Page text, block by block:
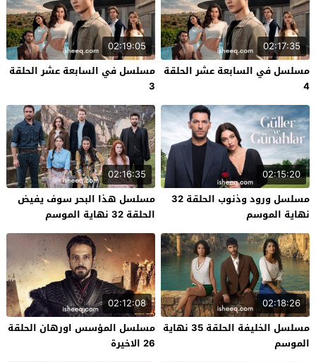
02:17:35
مسلسل في السابعة عشر الحلقة
4
02:19:05
مسلسل في السابعة عشر الحلقة
3
02:15:20
مسلسل ورود وذنوب الحلقة 32
نهاية الموسم
02:16:35
مسلسل هذا البحر سوف يفيض
الحلقة 32 نهاية الموسم
02:18:26
مسلسل الخليفة الحلقة 35 نهاية
الموسم
02:12:08
مسلسل المؤسس اورهان الحلقة
26 الاخيرة